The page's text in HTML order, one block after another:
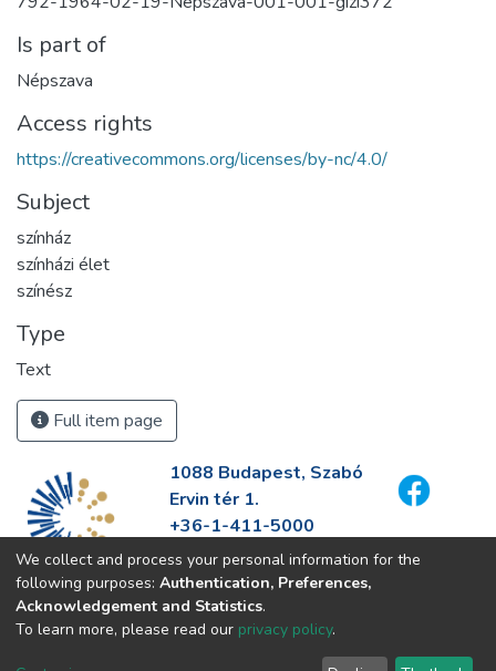
Is part of
Népszava
Access rights
https://creativecommons.org/licenses/by-nc/4.0/
Subject
színház
színházi élet
színész
Type
Text
Full item page
1088 Budapest, Szabó
Ervin tér 1.
+36-1-411-5000
info@fszek.hu
https://fszek.hu
We collect and process your personal information for the
following purposes: Authentication, Preferences,
Acknowledgement and Statistics.
To learn more, please read our privacy policy.